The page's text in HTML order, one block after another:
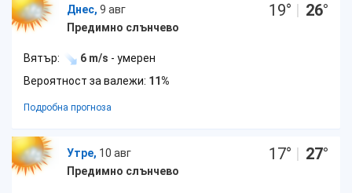
Днес, 9 авг
Предимно слънчево
19° | 26°
Вятър: 6 m/s - умерен
Вероятност за валежи: 11%
Подробна прогноза
Утре, 10 авг
Предимно слънчево
17° | 27°